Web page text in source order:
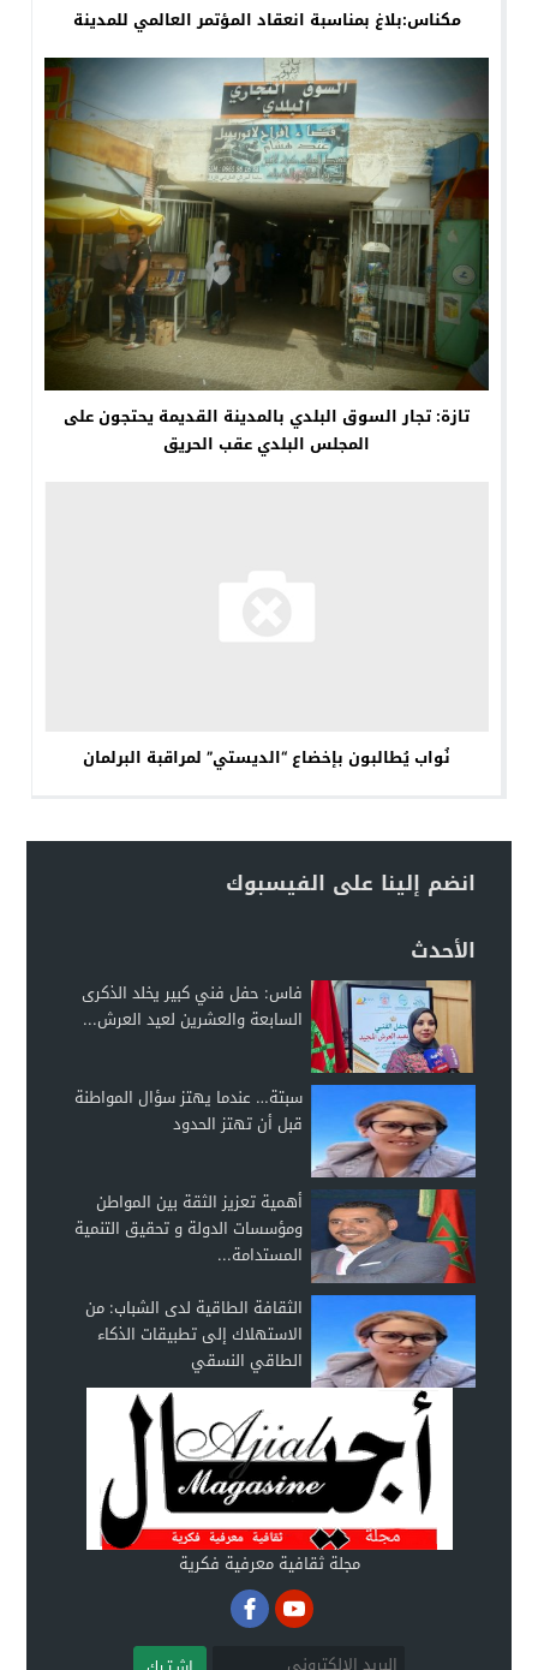
مكناس:بلاغ بمناسبة انعقاد المؤتمر العالمي للمدينة
تازة: تجار السوق البلدي بالمدينة القديمة يحتجون على
المجلس البلدي عقب الحريق
نُواب يُطالبون بإخضاع “الديستي” لمراقبة البرلمان
انضم إلينا على الفيسبوك
الأحدث
فاس: حفل فني كبير يخلد الذكرى
السابعة والعشرين لعيد العرش...
سبتة… عندما يهتز سؤال المواطنة
قبل أن تهتز الحدود
أهمية تعزيز الثقة بين المواطن
ومؤسسات الدولة و تحقيق التنمية
المستدامة...
الثقافة الطاقية لدى الشباب: من
الاستهلاك إلى تطبيقات الذكاء
الطاقي النسقي
مجلة ثقافية معرفية فكرية